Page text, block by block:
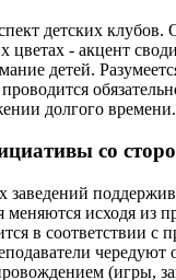
детских клубов.
цветах - акцент
детей.
долгого времени.
со
меняются исходя из
в соответствии с
чередуют
(игры,